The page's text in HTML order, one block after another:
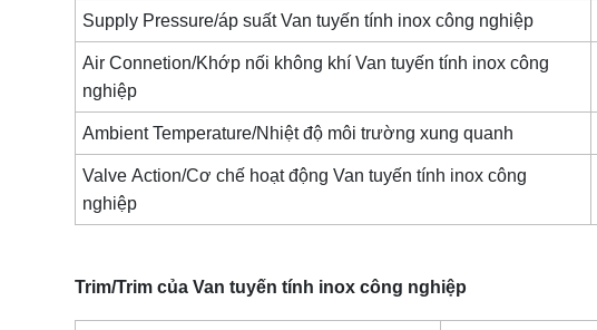
Supply Pressure/áp suất Van tuyến tính inox công nghiệp
Air Connetion/Khớp nối không khí Van tuyến tính inox công
nghiệp
Ambient Temperature/Nhiệt độ môi trường xung quanh
Valve Action/Cơ chế hoạt động Van tuyến tính inox công
nghiệp
Trim/Trim của Van tuyến tính inox công nghiệp